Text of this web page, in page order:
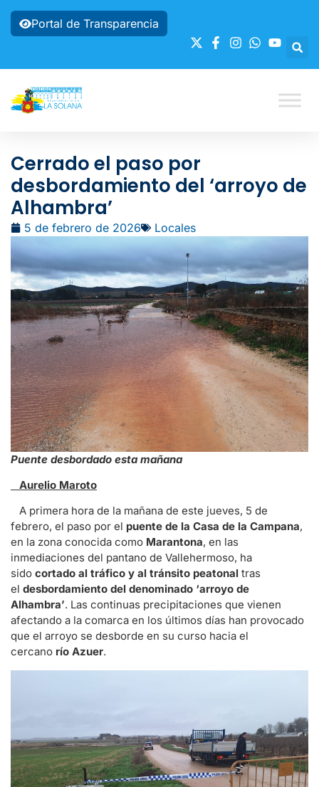
Portal de Transparencia
Cerrado el paso por
desbordamiento del ‘arroyo de
Alhambra’
5 de febrero de 2026 Locales
Puente desbordado esta mañana
Aurelio Maroto
A primera hora de la mañana de este jueves, 5 de
febrero, el paso por el puente de la Casa de la Campana,
en la zona conocida como Marantona, en las
inmediaciones del pantano de Vallehermoso, ha
sido cortado al tráfico y al tránsito peatonal tras
el desbordamiento del denominado ‘arroyo de
Alhambra’. Las continuas precipitaciones que vienen
afectando a la comarca en los últimos días han provocado
que el arroyo se desborde en su curso hacia el
cercano río Azuer.